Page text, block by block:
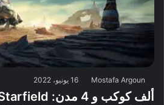
Mostafa Argoun 16 يونيو، 2022